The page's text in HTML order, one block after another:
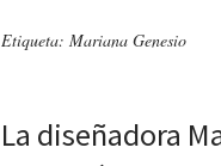
Etiqueta: Mariana Genesio
La diseñadora